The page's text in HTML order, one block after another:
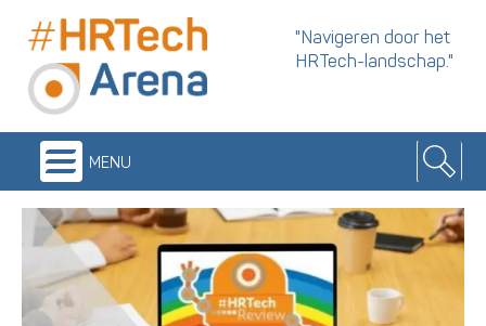
"Navigeren door het
HRTech-landschap."
menu